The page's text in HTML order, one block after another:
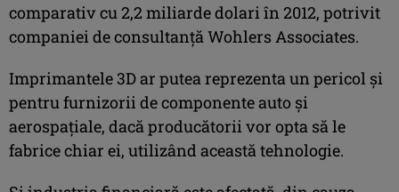
comparativ cu 2,2 miliarde dolari în 2012, potrivit
companiei de consultanţă Wohlers Associates.
Imprimantele 3D ar putea reprezenta un pericol şi
pentru furnizorii de componente auto şi
aerospaţiale, dacă producătorii vor opta să le
fabrice chiar ei, utilizând această tehnologie.